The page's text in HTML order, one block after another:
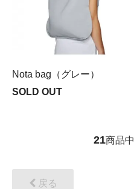
Nota bag（グレー）
SOLD OUT
21商品中
戻る